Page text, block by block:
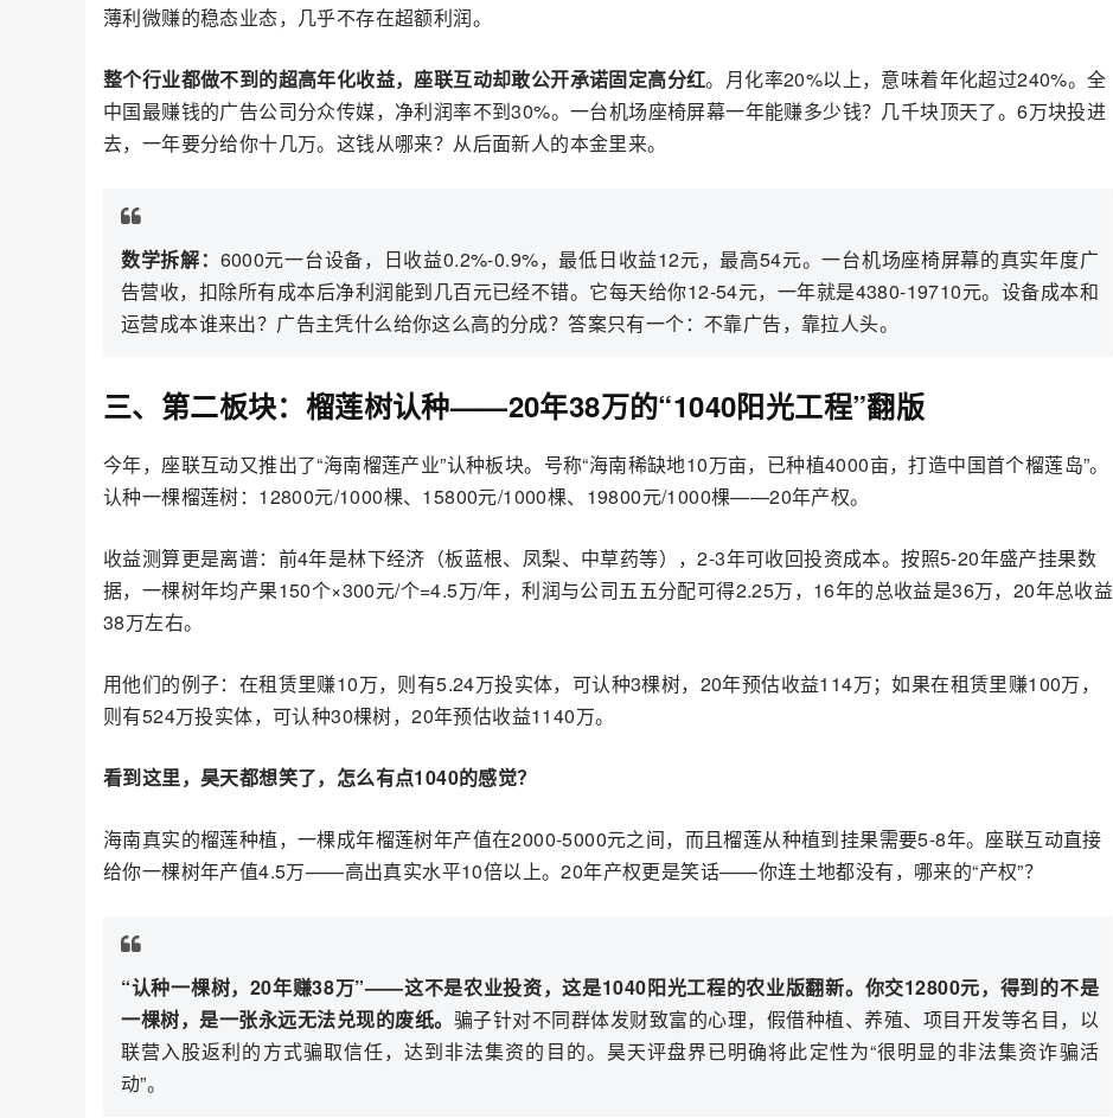
薄利微赚的稳态业态，几乎不存在超额利润。
整个行业都做不到的超高年化收益，座联互动却敢公开承诺固定高分红。月化率20%以上，意味着年化超过240%。全
中国最赚钱的广告公司分众传媒，净利润率不到30%。一台机场座椅屏幕一年能赚多少钱？几千块顶天了。6万块投进
去，一年要分给你十几万。这钱从哪来？从后面新人的本金里来。
数学拆解： 6000元一台设备，日收益0.2%-0.9%，最低日收益12元，最高54元。一台机场座椅屏幕的真实年度广
告营收，扣除所有成本后净利润能到几百元已经不错。它每天给你12-54元，一年就是4380-19710元。设备成本和
运营成本谁来出？广告主凭什么给你这么高的分成？答案只有一个：不靠广告，靠拉人头。
三、第二板块：榴莲树认种——20年38万的“1040阳光工程”翻版
今年，座联互动又推出了“海南榴莲产业”认种板块。号称“海南稀缺地10万亩，已种植4000亩，打造中国首个榴莲岛”。
认种一棵榴莲树：12800元/1000棵、15800元/1000棵、19800元/1000棵——20年产权。
收益测算更是离谱：前4年是林下经济（板蓝根、凤梨、中草药等），2-3年可收回投资成本。按照5-20年盛产挂果数
据，一棵树年均产果150个×300元/个=4.5万/年，利润与公司五五分配可得2.25万，16年的总收益是36万，20年总收益
38万左右。
用他们的例子：在租赁里赚10万，则有5.24万投实体，可认种3棵树，20年预估收益114万；如果在租赁里赚100万，
则有524万投实体，可认种30棵树，20年预估收益1140万。
看到这里，昊天都想笑了，怎么有点1040的感觉？
海南真实的榴莲种植，一棵成年榴莲树年产值在2000-5000元之间，而且榴莲从种植到挂果需要5-8年。座联互动直接
给你一棵树年产值4.5万——高出真实水平10倍以上。20年产权更是笑话——你连土地都没有，哪来的“产权”？
“认种一棵树，20年赚38万”——这不是农业投资，这是1040阳光工程的农业版翻新。你交12800元，得到的不是
一棵树，是一张永远无法兑现的废纸。 骗子针对不同群体发财致富的心理，假借种植、养殖、项目开发等名目，以
联营入股返利的方式骗取信任，达到非法集资的目的。昊天评盘界已明确将此定性为“很明显的非法集资诈骗活
动”。